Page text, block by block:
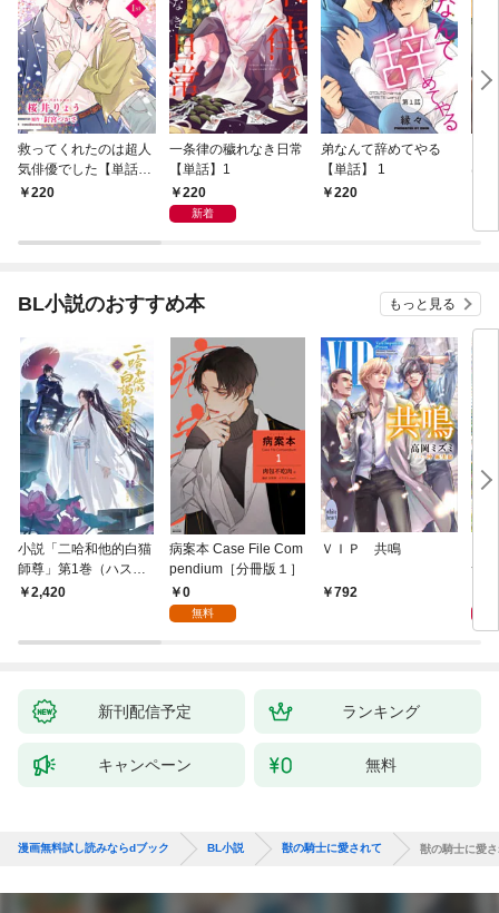
救ってくれたのは超人
気俳優でした【単話】
1 220
一条律の穢れなき日常
【単話】1
220
新着
弟なんて辞めてやる
【単話】 1
220
は
BL小説のおすすめ本 もっと見る
小説「二哈和他的白猫
師尊」第1巻（ハスキ
ーとかれのしろねこし
2,420
病案本 Case File Com
pendium［分冊版１］
0
無料
ＶＩＰ 共鳴
792
つ
新刊配信予定 ランキング
キャンペーン 無料
漫画無料試し読みならdブック BL小説 獣の騎士に愛されて 獣の騎士に愛